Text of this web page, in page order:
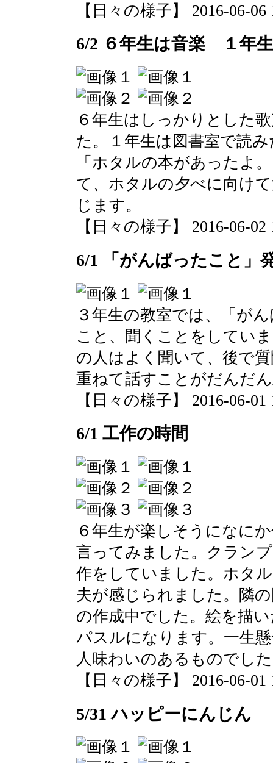
【日々の様子】 2016-06-06
6/2 ６年生は音楽 １年
６年生はしっかりとした
た。１年生は図書室で読
「ホタルの本があったよ
て、ホタルの夕べに向け
じます。
【日々の様子】 2016-06-02
6/1 「がんばったこと」
３年生の教室では、「が
こと、聞くことをしてい
の人はよく聞いて、後で
重ねて話すことがだんだ
【日々の様子】 2016-06-01
6/1 工作の時間
６年生が楽しそうになに
言ってみました。クラン
作をしていました。ホタ
夫が感じられました。隣
の作成中でした。絵を描
パスルになります。一生
人味わいのあるものでし
【日々の様子】 2016-06-01
5/31 ハッピーにんじん